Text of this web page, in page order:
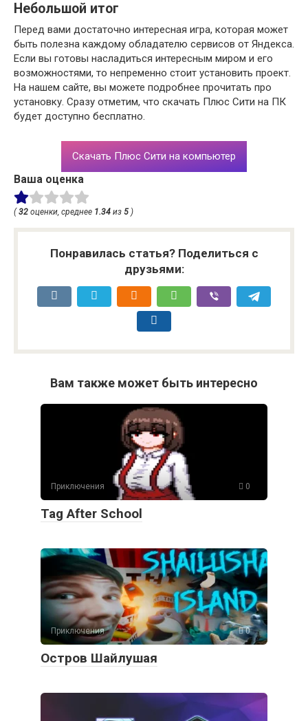
Небольшой итог
Перед вами достаточно интересная игра, которая может
быть полезна каждому обладателю сервисов от Яндекса.
Если вы готовы насладиться интересным миром и его
возможностями, то непременно стоит установить проект.
На нашем сайте, вы можете подробнее прочитать про
установку. Сразу отметим, что скачать Плюс Сити на ПК
будет доступно бесплатно.
Скачать Плюс Сити на компьютер
Ваша оценка
(32 оценки, среднее 1.34 из 5 )
Понравилась статья? Поделиться с
друзьями:
Вам также может быть интересно
Приключения 0
Tag After School
Приключения 0
Остров Шайлушая